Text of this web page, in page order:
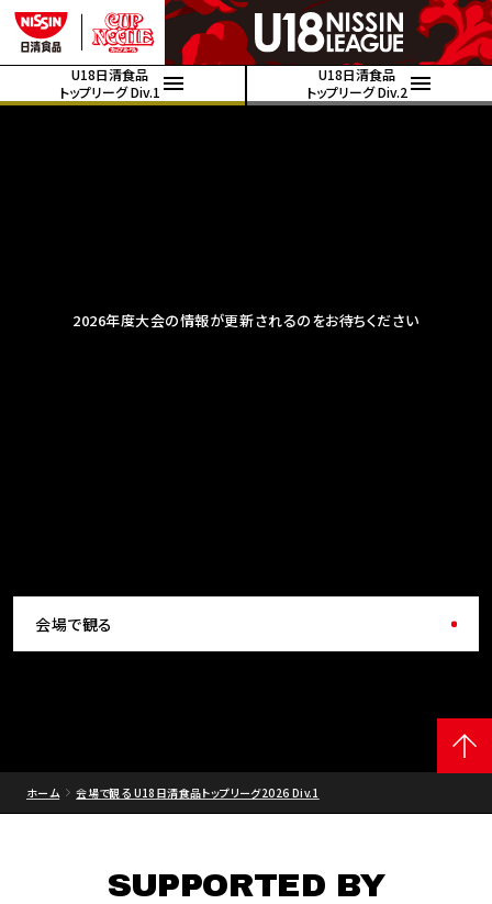
U18日清食品
トップリーグ Div.1
U18日清食品
トップリーグ Div.2
2026年度大会の情報が更新されるのをお待ちください
会場で観る
ホーム 会場で観る U18日清食品トップリーグ2026 Div.1
SUPPORTED BY